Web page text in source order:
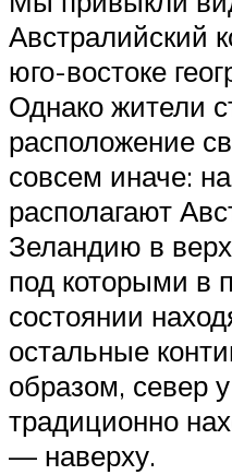
Австралийский
юго-востоке
Однако жители
расположение
совсем иначе:
располагают
Зеландию в
под которыми в
состоянии
остальные
образом, север
традиционно
— наверху.